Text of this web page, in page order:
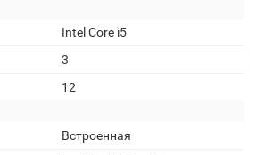
Intel Core i5
3
12
Встроенная